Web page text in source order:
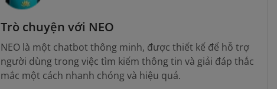
Trò chuyện với NEO
NEO là một chatbot thông minh, được thiết kế để hỗ trợ
người dùng trong việc tìm kiếm thông tin và giải đáp thắc
mắc một cách nhanh chóng và hiệu quả.